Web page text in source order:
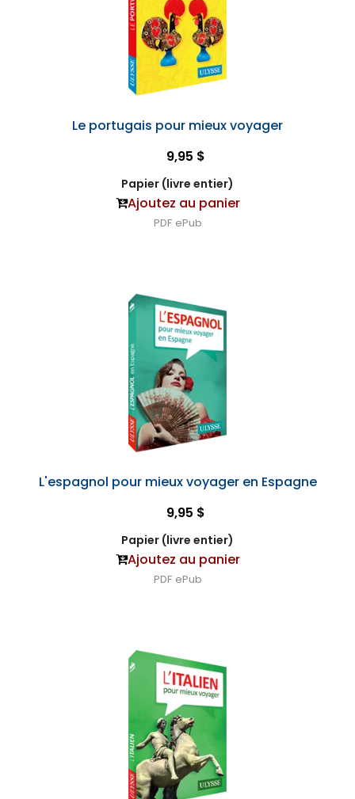
Le portugais pour mieux voyager
9,95 $
Papier (livre entier)
Ajoutez au panier
PDF ePub
L'espagnol pour mieux voyager en Espagne
9,95 $
Papier (livre entier)
Ajoutez au panier
PDF ePub